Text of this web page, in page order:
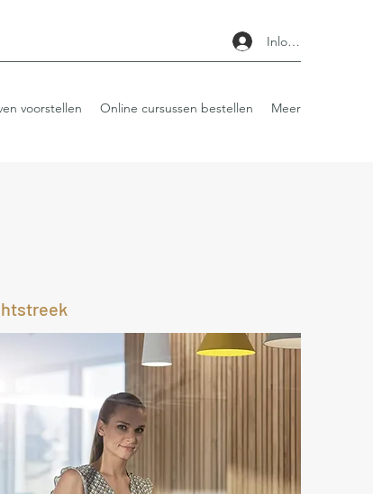
Inloggen
voorstellen Online cursussen bestellen Meer